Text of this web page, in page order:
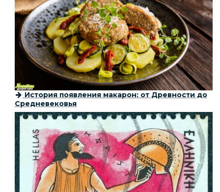
История появления макарон: от Древности до
Средневековья